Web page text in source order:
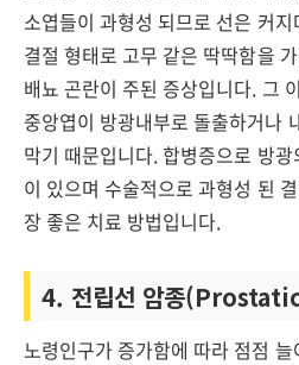
소엽들이 과형성 되므로 선은 커
결절 형태로 고무 같은 딱딱함을
배뇨 곤란이 주된 증상입니다. 그
중앙엽이 방광내부로 돌출하거나
막기 때문입니다. 합병증으로 방
이 있으며 수술적으로 과형성 된
장 좋은 치료 방법입니다.
4. 전립선 암종
노령인구가 증가함에 따라 점점